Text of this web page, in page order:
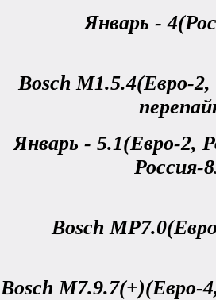
Январь -
Bosch M1.5.4(Евро-
Январь - 5.1(Евро-2,
Россия-
Bosch
Bosch M7.9.7(+)(Евро-